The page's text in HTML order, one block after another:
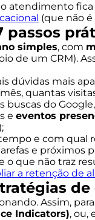
atendimento
(que não
passos
simples, com
de um CRM).
dúvidas mais
quantas
buscas do
e eventos
e com qual
e próximos
o que não traz
a retenção de
de
Assim,
Indicators), ou,